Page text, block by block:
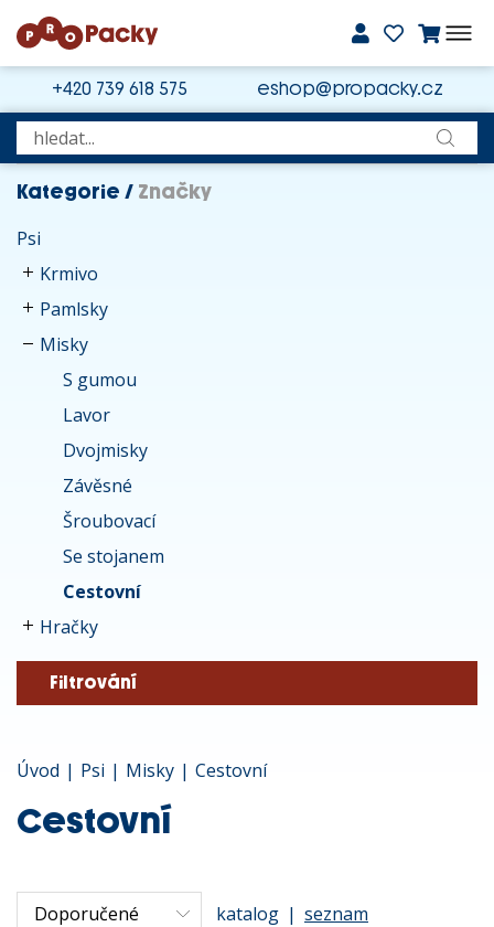
+420 739 618 575 eshop@propacky.cz
Kategorie / Značky
Psi
Krmivo
Pamlsky
Misky
S gumou
Lavor
Dvojmisky
Závěsné
Šroubovací
Se stojanem
Cestovní
Hračky
Filtrování
Úvod | Psi | Misky | Cestovní
Cestovní
katalog | seznam